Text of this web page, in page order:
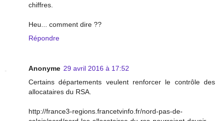
chiffres.
Heu... comment dire ??
Répondre
Anonyme 29 avril 2016 à 17:52
Certains départements veulent renforcer le contrôle des
allocataires du RSA.
http://france3-regions.francetvinfo.fr/nord-pas-de-